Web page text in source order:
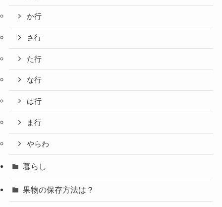
か行
さ行
た行
な行
は行
ま行
やらわ
暮らし
果物の保存方法は？